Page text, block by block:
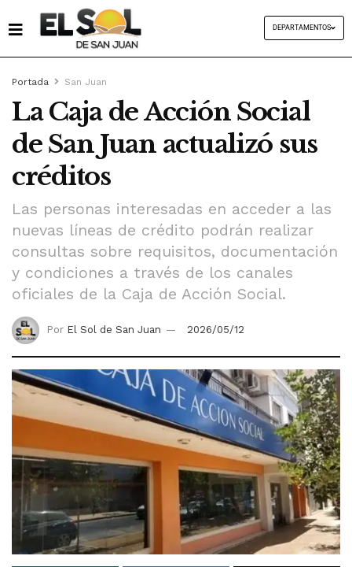
DEPARTAMENTOS
Portada San Juan
La Caja de Acción Social
de San Juan actualizó sus
créditos
Las personas interesadas en acceder a las
nuevas líneas de crédito podrán realizar
consultas sobre requisitos, documentación
y condiciones a través de los canales
oficiales de la Caja de Acción Social.
Por El Sol de San Juan 2026/05/12